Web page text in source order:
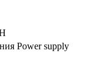
Power supply